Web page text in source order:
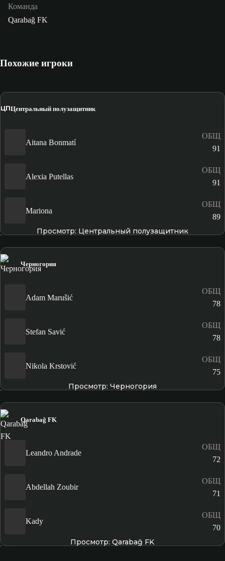
Команда
Qarabağ FK
Похожие игроки
ЦПЦентральный полузащитник
Aitana Bonmatí
ОБЩ
91
Alexia Putellas
ОБЩ
91
Mariona
ОБЩ
89
Просмотр: Центральный полузащитник
Черногория
Adam Marušić
ОБЩ
78
Stefan Savić
ОБЩ
78
Nikola Krstović
ОБЩ
75
Просмотр: Черногория
Qarabağ FK
Leandro Andrade
ОБЩ
72
Abdellah Zoubir
ОБЩ
71
Kady
ОБЩ
70
Просмотр: Qarabağ FK